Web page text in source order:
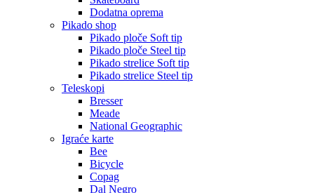
Dodatna oprema
Pikado shop
Pikado ploče Soft tip
Pikado ploče Steel tip
Pikado strelice Soft tip
Pikado strelice Steel tip
Teleskopi
Bresser
Meade
National Geographic
Igraće karte
Bee
Bicycle
Copag
Dal Negro